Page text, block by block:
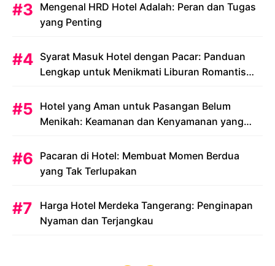
Mengenal HRD Hotel Adalah: Peran dan Tugas
yang Penting
Syarat Masuk Hotel dengan Pacar: Panduan
Lengkap untuk Menikmati Liburan Romantis
Hotel yang Aman untuk Pasangan Belum
Menikah: Keamanan dan Kenyamanan yang
Pacaran di Hotel: Membuat Momen Berdua
yang Tak Terlupakan
Harga Hotel Merdeka Tangerang: Penginapan
Nyaman dan Terjangkau